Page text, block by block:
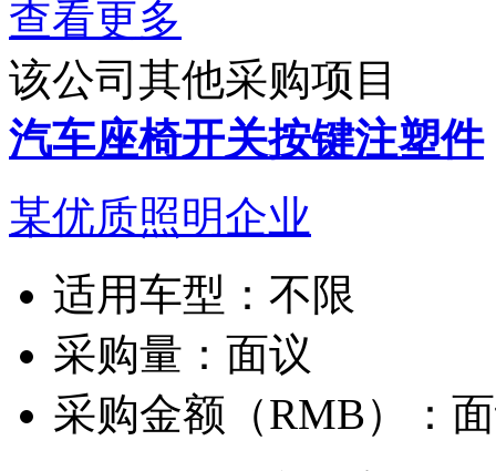
查看更多
该公司其他采购项目
汽车座椅开关按键注塑件
某优质照明企业
适用车型： 不限
采购量： 面议
采购金额（RMB）：